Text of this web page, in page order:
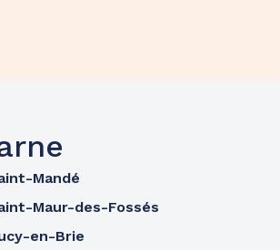
Mandé
Maur-des-Fossés
en-Brie